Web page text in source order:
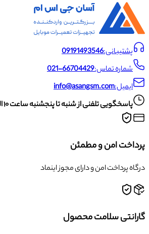
پشتیبانی:09191493546
شماره تماس:021-66704429
ایمیل:info@asangsm.com
پاسخگویی تلفنی از شنبه تا پنجشنبه ساعت ۱۰ الی ۱۹
پرداخت امن و مطمئن
درگاه پرداخت امن و دارای مجوز اینماد
گارانتی سلامت محصول